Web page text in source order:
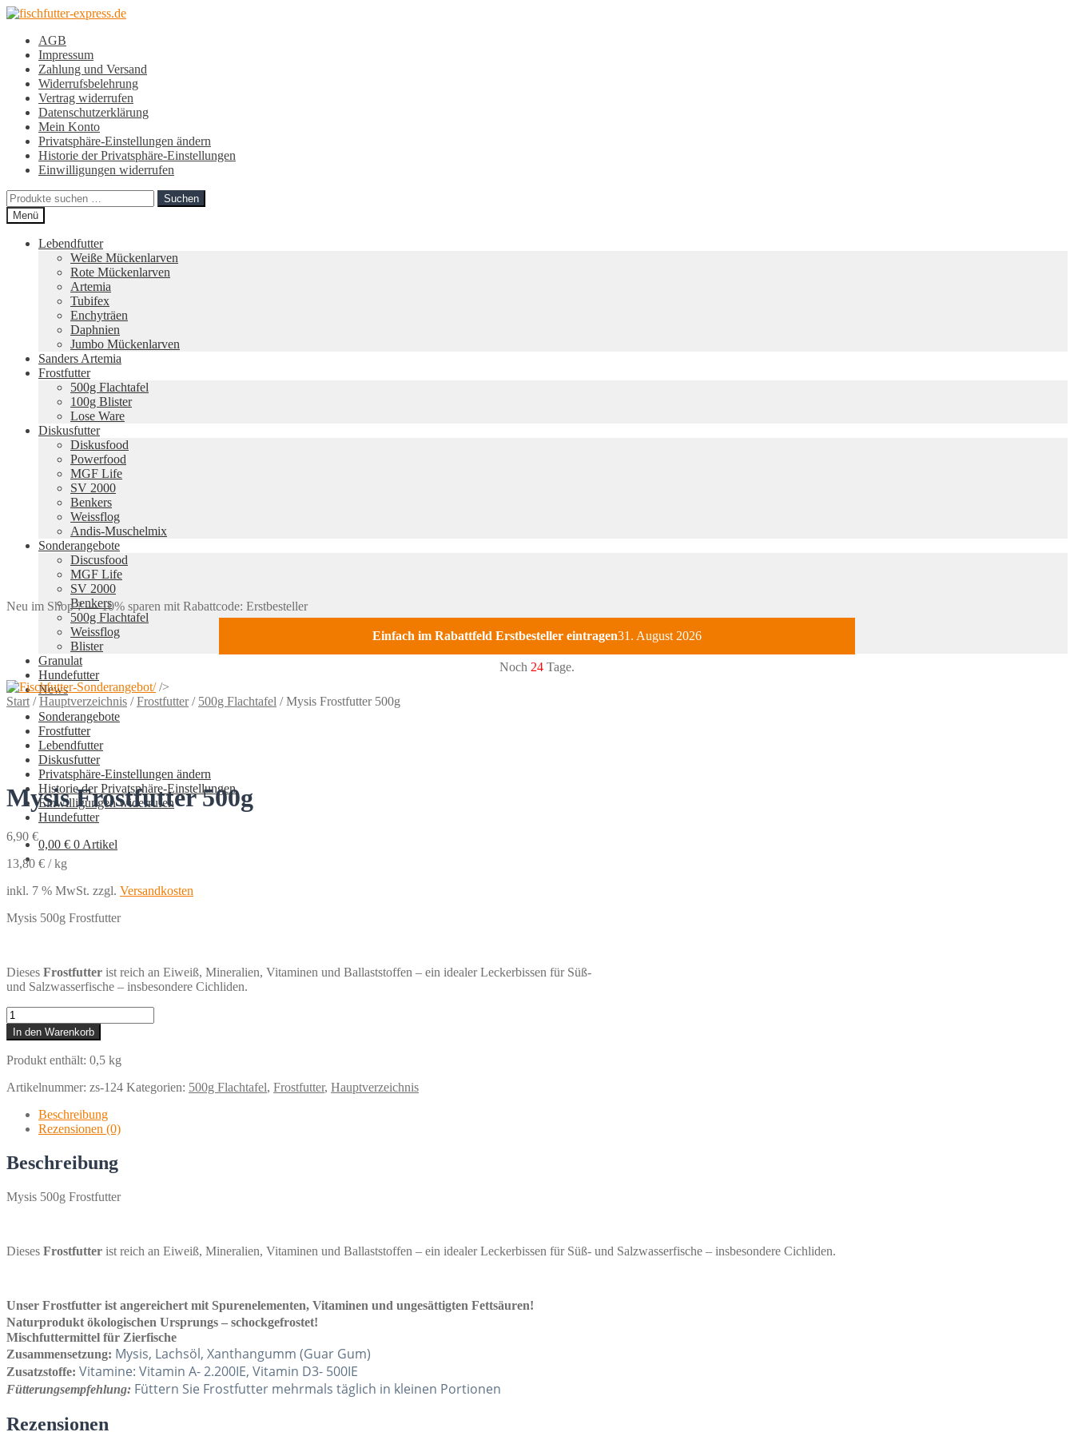
Zur
springen
Zum
springenAGB
Impressum
Zahlung und Versand
Widerrufsbelehrung
Vertrag widerrufen
Datenschutzerklärung
Mein Konto
Privatsphäre-Einstellungen ändern
Historie der Privatsphäre-Einstellungen
Einwilligungen widerrufen
Suchen
nach:
Suchen
Menü
Lebendfutter
Weiße Mückenlarven
Rote Mückenlarven
Artemia
Tubifex
Enchyträen
Daphnien
Jumbo Mückenlarven
Sanders Artemia
Frostfutter
500g Flachtafel
100g Blister
Lose Ware
Diskusfutter
Diskusfood
Powerfood
MGF Life
SV 2000
Benkers
Weissflog
Andis-Muschelmix
Sonderangebote
Discusfood
MGF Life
SV 2000
Benkers
500g Flachtafel
Weissflog
Blister
Granulat
Hundefutter
News
Sonderangebote
Frostfutter
Lebendfutter
Diskusfutter
Privatsphäre-Einstellungen ändern
Historie der Privatsphäre-Einstellungen
Einwilligungen widerrufen
Hundefutter
0,00 € 0 Artikel
Neu im Shop ? — 10% sparen mit Rabattcode: Erstbesteller
Einfach im Rabattfeld Erstbesteller eintragen31. August 2026
Noch 24 Tage.
/>
Start /Hauptverzeichnis /Frostfutter/ 500g Flachtafel /Mysis Frostfutter 500g
Mysis Frostfutter 500g
6,90 €
13,80 € /kg
inkl. 7 % MwSt. zzgl. Versandkosten
Mysis 500g Frostfutter
Dieses Frostfutter ist reich an Eiweiß, Mineralien, Vitaminen und Ballaststoffen – ein idealer Leckerbissen für Süß-
und Salzwasserfische – insbesondere Cichliden.
Mysis
Frostfutter
500g
Menge
In den Warenkorb
Produkt enthält: 0,5 kg
Artikelnummer: zs-124 Kategorien: 500g Flachtafel, Frostfutter, Hauptverzeichnis
Beschreibung
Rezensionen (0)
Beschreibung
Mysis 500g Frostfutter
Dieses Frostfutter ist reich an Eiweiß, Mineralien, Vitaminen und Ballaststoffen – ein idealer Leckerbissen für Süß- und Salzwasserfische – insbesondere Cichliden.
Unser Frostfutter ist angereichert mit Spurenelementen, Vitaminen und ungesättigten Fettsäuren!
Naturprodukt ökologischen Ursprungs – schockgefrostet!
Mischfuttermittel für Zierfische
Zusammensetzung: Mysis, Lachsöl, Xanthangumm (Guar Gum)
Zusatzstoffe: Vitamine: Vitamin A- 2.200IE, Vitamin D3- 500IE
Fütterungsempfehlung: Füttern Sie Frostfutter mehrmals täglich in kleinen Portionen
Rezensionen